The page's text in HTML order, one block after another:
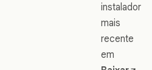
instalador
mais
recente
em